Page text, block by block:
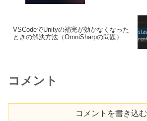
VSCodeでUnityの補完が効かなくなった
ときの解決方法（OmniSharpの問題）
コメント
コメントを書き込む